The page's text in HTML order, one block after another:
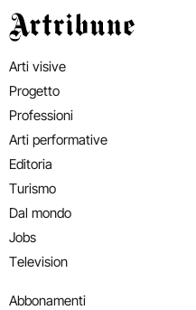
Artribune
Arti visive
Progetto
Professioni
Arti performative
Editoria
Turismo
Dal mondo
Jobs
Television
Abbonamenti